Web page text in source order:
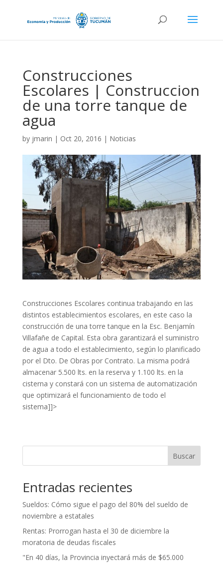
Construcciones
Escolares | Construccion
de una torre tanque de
agua
by jmarin | Oct 20, 2016 | Noticias
Construcciones Escolares continua trabajando en las
distintos establecimientos escolares, en este caso la
construcción de una torre tanque en la Esc. Benjamín
Villafañe de Capital. Esta obra garantizará el suministro
de agua a todo el establecimiento, según lo planificado
por el Dto. De Obras por Contrato. La misma podrá
almacenar 5.500 lts. en la reserva y 1.100 lts. en la
cisterna y constará con un sistema de automatización
que optimizará el funcionamiento de todo el
sistema]]>
Buscar
Entradas recientes
Sueldos: Cómo sigue el pago del 80% del sueldo de
noviembre a estatales
Rentas: Prorrogan hasta el 30 de diciembre la
moratoria de deudas fiscales
"En 40 días, la Provincia inyectará más de $65.000